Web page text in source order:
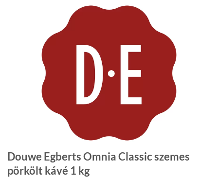
Douwe Egberts Omnia Classic szemes
pörkölt kávé 1 kg